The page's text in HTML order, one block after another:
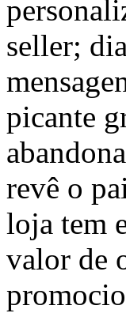
seller;
picante
revê o
loja tem
valor de